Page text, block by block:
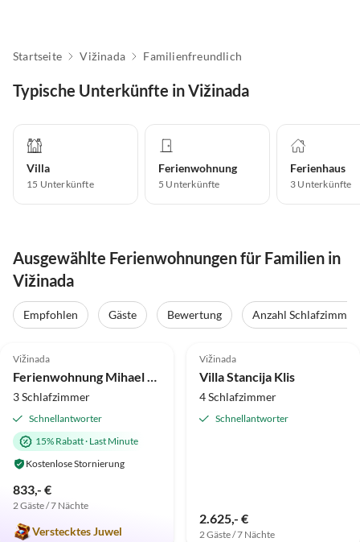
Startseite Vižinada Familienfreundlich
Typische Unterkünfte in Vižinada
Villa
15 Unterkünfte
Ferienwohnung
5 Unterkünfte
Ferienhaus
3 Unterkünfte
Ausgewählte Ferienwohnungen für Familien in
Vižinada
Empfohlen Gäste Bewertung
Anzahl Schlafzimmer
Vižinada
Ferienwohnung Mihael mit privatem Pool
3 Schlafzimmer
Schnellantworter
15% Rabatt· Last Minute
Kostenlose Stornierung
833,- €
2 Gäste / 7 Nächte
Verstecktes Juwel
Vižinada
Villa Stancija Klis
4 Schlafzimmer
Schnellantworter
2.625,- €
2 Gäste / 7 Nächte